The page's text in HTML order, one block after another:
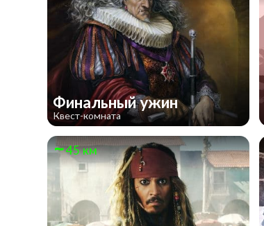
Финальный ужин
Квест-комната
45 км